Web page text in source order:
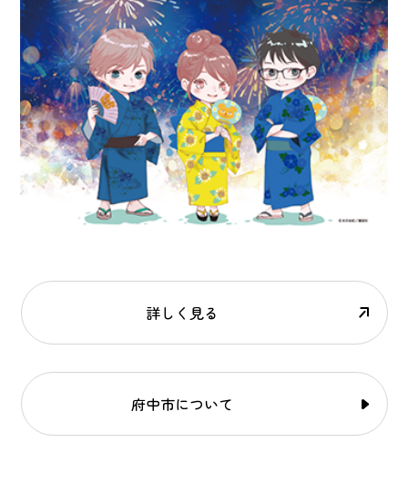
詳しく見る
府中市について